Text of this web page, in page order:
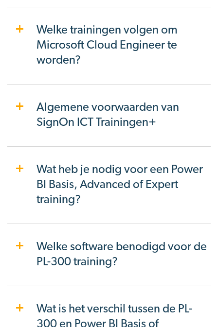
Welke trainingen volgen om
Microsoft Cloud Engineer te
worden?
Algemene voorwaarden van
SignOn ICT Trainingen+
Wat heb je nodig voor een Power
BI Basis, Advanced of Expert
training?
Welke software benodigd voor de
PL-300 training?
Wat is het verschil tussen de PL-
300 en Power BI Basis of